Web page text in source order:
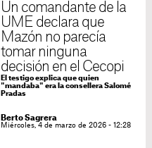
Un comandante de la
UME declara que
Mazón no parecía
tomar ninguna
decisión en el Cecopi
El testigo explica que quien
"mandaba" era la consellera Salomé
Pradas
Berto Sagrera
Miércoles, 4 de marzo de 2026 - 12:28